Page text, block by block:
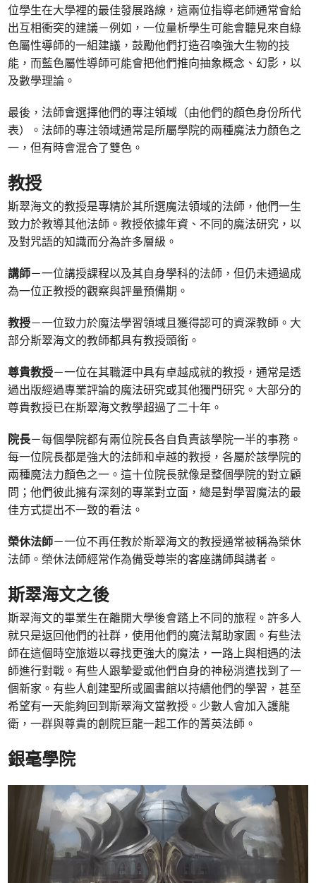
位學生在大學裡的最佳發展路線，這兩位指導老師通常會給
出互相衝突的建議－例如，一位量析學生可能會聽見來自綠
色屬性導師的一組建議，鼓勵他們打造召喚強大生物的技
能，而藍色屬性導師可能會把他們推向抽象概念、幻影，以
及數學理論。
最後，法師會選擇他們的專注領域（由他們的顏色身份所代
表）。法師的專注領域通常是所屬學院的兩種魔法力顏色之
一，但有時會混合了雙色。
教授
斯翠海文的教授是專精於其所選魔法領域的法師，他們一生
致力於教導其他法師。教授依據年資、不同的魔法研究，以
及對咒語的知識而分為許多層級。
講師－一位講授課程以及其自身學科的法師，但仍未通過成
為一位正教授的觀察與評量預備期。
教授－一位致力於魔法學習領域且獲得認可的資深教師。大
部分斯翠海文的教師都具有教授頭銜。
尊貴教授－一位在其職涯中具有卓越成就的教授，通常是透
過出版經過專業評論的魔法研究或其他獨門研究。大部分的
尊貴教授已在斯翠海文教學超過了二十年。
院長－每個學院都有兩位院長各自負責該學院一半的事務。
每一位院長都是強大的法師和卓越的教授，各屬於該學院的
兩種魔法力顏色之一。這十位院長就像是整個學院的對立顧
問；他們彼此擁有深刻的專業對立面，總是對學習魔法的最
佳方式提出不一致的看法。
榮休法師－一位不再任教於斯翠海文的教授通常被稱為榮休
法師。榮休法師經常作為備受尊崇的客座講師與講者。
斯翠海文之後
斯翠海文的畢業生在離開大學後會踏上不同的旅程。許多人
就只是返回他們的社群，使用他們的魔法幫助家園。有些法
師在這個時空旅遊以尋找更強大的魔法，一路上與相遇的法
師進行對戰。有些人跟摯愛或他們自身的神秘消遣找到了一
個新家。有些人創建聖所或圖書館以持續他們的學習，甚至
希望有一天能夠回到斯翠海文當教授。少數人會加入護龍
衛，一群與尊貴的創院巨龍一起工作的菁英法師。
銀毫學院